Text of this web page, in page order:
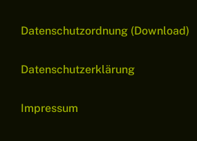
Datenschutzordnung (Download)
Datenschutzerklärung
Impressum